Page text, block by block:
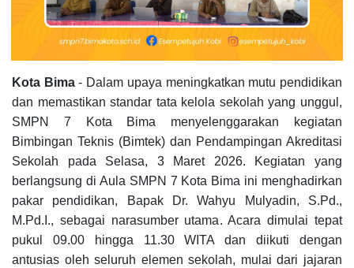
Kota Bima- Dalam upaya meningkatkan mutu pendidikan
dan memastikan standar tata kelola sekolah yang unggul,
SMPN 7 Kota Bima menyelenggarakan kegiatan
Bimbingan Teknis (Bimtek) dan Pendampingan Akreditasi
Sekolah pada Selasa, 3 Maret 2026. Kegiatan yang
berlangsung di Aula SMPN 7 Kota Bima ini menghadirkan
pakar pendidikan, Bapak Dr. Wahyu Mulyadin, S.Pd.,
M.Pd.I., sebagai narasumber utama. Acara dimulai tepat
pukul 09.00 hingga 11.30 WITA dan diikuti dengan
antusias oleh seluruh elemen sekolah, mulai dari jajaran